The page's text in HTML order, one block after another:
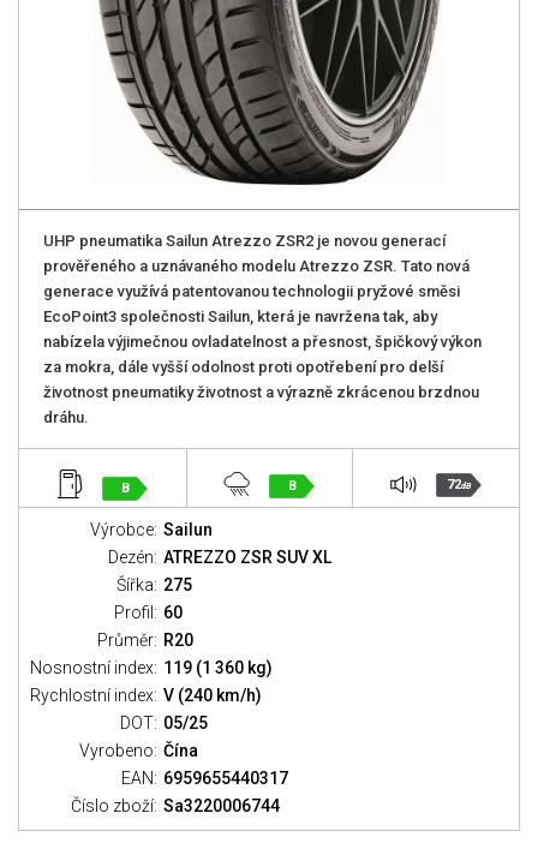
UHP pneumatika Sailun Atrezzo ZSR2 je novou generací
prověřeného a uznávaného modelu Atrezzo ZSR. Tato nová
generace využívá patentovanou technologii pryžové směsi
EcoPoint3 společnosti Sailun, která je navržena tak, aby
nabízela výjimečnou ovladatelnost a přesnost, špičkový výkon
za mokra, dále vyšší odolnost proti opotřebení pro delší
životnost pneumatiky životnost a výrazně zkrácenou brzdnou
dráhu.
B B 72dB
Výrobce: Sailun
Dezén: ATREZZO ZSR SUV XL
Šířka: 275
Profil: 60
Průměr: R20
Nosnostní index: 119 (1 360 kg)
Rychlostní index: V (240 km/h)
DOT: 05/25
Vyrobeno: Čína
EAN: 6959655440317
Číslo zboží: Sa3220006744